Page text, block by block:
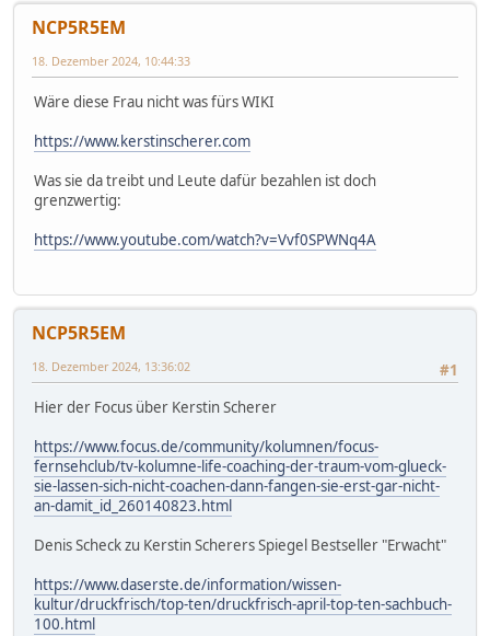
NCP5R5EM
18. Dezember 2024, 10:44:33
Wäre diese Frau nicht was fürs WIKI
https://www.kerstinscherer.com
Was sie da treibt und Leute dafür bezahlen ist doch
grenzwertig:
https://www.youtube.com/watch?v=Vvf0SPWNq4A
NCP5R5EM
#1
18. Dezember 2024, 13:36:02
Hier der Focus über Kerstin Scherer
https://www.focus.de/community/kolumnen/focus-
fernsehclub/tv-kolumne-life-coaching-der-traum-vom-glueck-
sie-lassen-sich-nicht-coachen-dann-fangen-sie-erst-gar-nicht-
an-damit_id_260140823.html
Denis Scheck zu Kerstin Scherers Spiegel Bestseller "Erwacht"
https://www.daserste.de/information/wissen-
kultur/druckfrisch/top-ten/druckfrisch-april-top-ten-sachbuch-
100.html